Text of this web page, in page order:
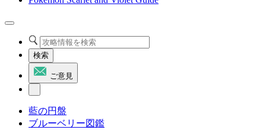
検索
ご意見
藍の円盤
ブルーベリー図鑑